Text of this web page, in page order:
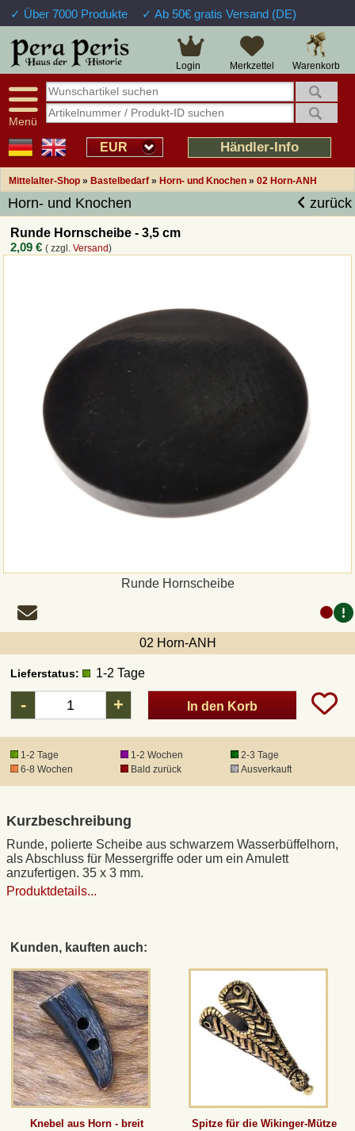
✓ Über 7000 Produkte ✓ Ab 50€ gratis Versand (DE)
Warenkorb
Merkzettel
Login
Menü
EUR Händler-Info
Mittelalter-Shop » Bastelbedarf » Horn- und Knochen » 02 Horn-ANH
Horn- und Knochen zurück
Runde Hornscheibe - 3,5 cm
2,09 € ( zzgl.Versand)
Runde Hornscheibe
02 Horn-ANH
Lieferstatus: 1-2 Tage
- + In den Korb
1-2 Tage 1-2 Wochen
2-3 Tage
6-8 Wochen
Bald zurück Ausverkauft
Kurzbeschreibung
Runde, polierte Scheibe aus schwarzem Wasserbüffelhorn,
als Abschluss für Messergriffe oder um ein Amulett
anzufertigen. 35 x 3 mm.
Produktdetails...
Kunden, kauften auch:
Knebel aus Horn - breit Spitze für die Wikinger-Mütze